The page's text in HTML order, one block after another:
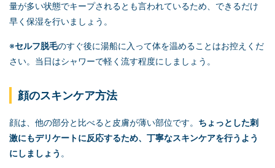
量が多い状態でキープされるとも言われているため、できるだけ
早く保湿を行いましょう。
※セルフ脱毛のすぐ後に湯船に入って体を温めることはお控えくだ
さい。当日はシャワーで軽く流す程度にしましょう。
顔のスキンケア方法
顔は、他の部分と比べると皮膚が薄い部位です。 ちょっとした刺
激にもデリケートに反応するため、丁寧なスキンケアを行うよう
にしましょう 。